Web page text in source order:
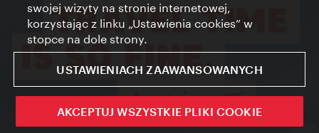
swojej wizyty na stronie internetowej,
korzystając z linku „Ustawienia cookies” w
stopce na dole strony.
USTAWIENIACH ZAAWANSOWANYCH
AKCEPTUJ WSZYSTKIE PLIKI COOKIE